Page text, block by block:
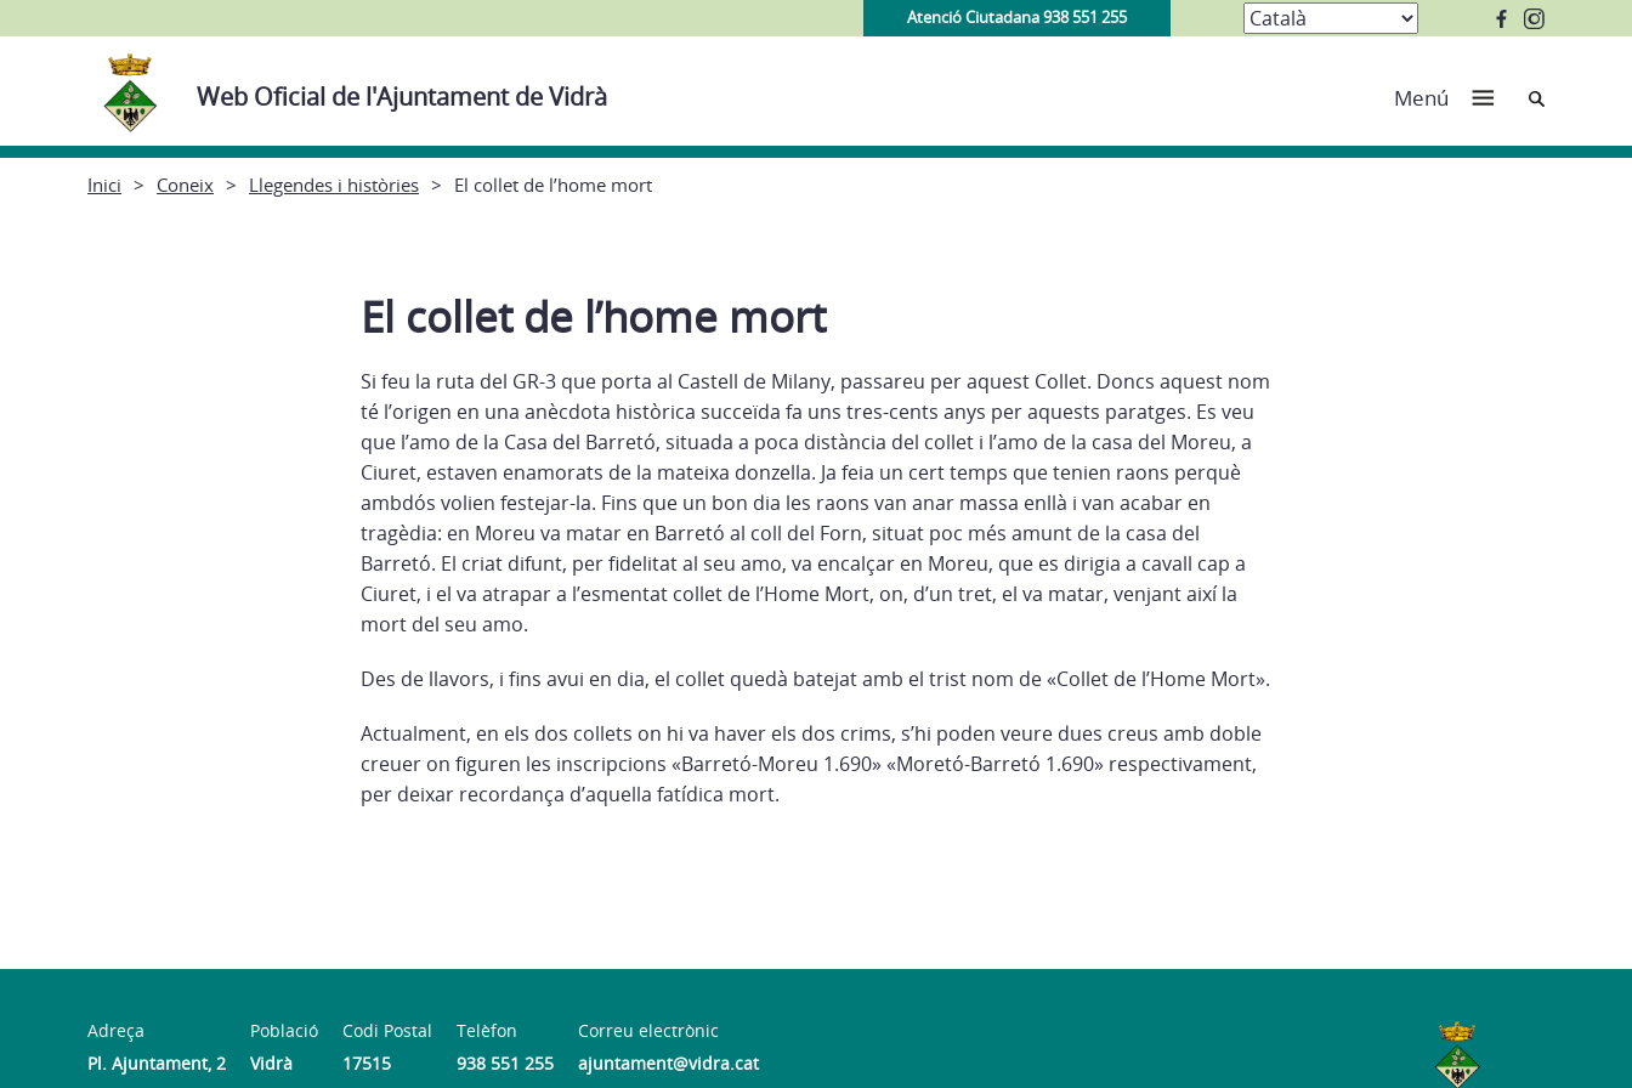
Atenció Ciutadana 938 551 255
Web Oficial de l'Ajuntament de Vidrà Menú Cerca
Inici Coneix Llegendes i històries El collet de l’home mort
El collet de l’home mort
Si feu la ruta del GR-3 que porta al Castell de Milany, passareu per aquest Collet. Doncs aquest nom
té l’origen en una anècdota històrica succeïda fa uns tres-cents anys per aquests paratges. Es veu
que l’amo de la Casa del Barretó, situada a poca distància del collet i l’amo de la casa del Moreu, a
Ciuret, estaven enamorats de la mateixa donzella. Ja feia un cert temps que tenien raons perquè
ambdós volien festejar-la. Fins que un bon dia les raons van anar massa enllà i van acabar en
tragèdia: en Moreu va matar en Barretó al coll del Forn, situat poc més amunt de la casa del
Barretó. El criat difunt, per fidelitat al seu amo, va encalçar en Moreu, que es dirigia a cavall cap a
Ciuret, i el va atrapar a l’esmentat collet de l’Home Mort, on, d’un tret, el va matar, venjant així la
mort del seu amo.
Des de llavors, i fins avui en dia, el collet quedà batejat amb el trist nom de «Collet de l’Home Mort».
Actualment, en els dos collets on hi va haver els dos crims, s’hi poden veure dues creus amb doble
creuer on figuren les inscripcions «Barretó-Moreu 1.690» «Moretó-Barretó 1.690» respectivament,
per deixar recordança d’aquella fatídica mort.
Adreça
Pl. Ajuntament, 2
Població
Vidrà
Codi Postal
17515
Telèfon
938 551 255
Correu electrònic
ajuntament@vidra.cat